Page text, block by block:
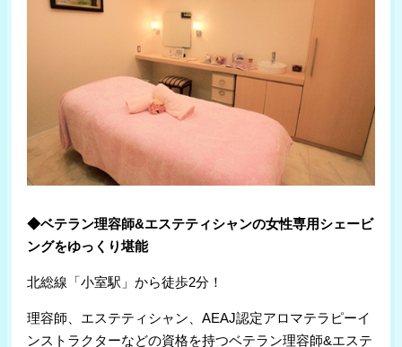
◆ベテラン理容師&エステティシャンの女性専用シェービ
ングをゆっくり堪能
北総線「小室駅」から徒歩2分！
理容師、エステティシャン、AEAJ認定アロマテラピーイ
ンストラクターなどの資格を持つベテラン理容師&エステ